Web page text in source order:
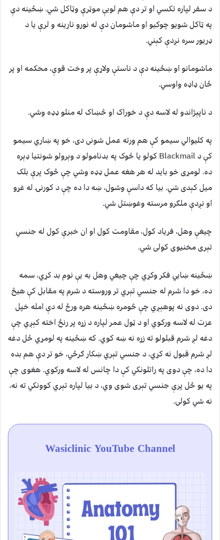
د سفر لپاره تکسي او تر دې هم لویې موټرې وټاکل شي. ښځینه دې
په ټاکل شویو چوکیو او ماشومان دې له نورو نارینه و لرې یا د
ډریور سره نږدې کېني.
ماشومانو او ښځینه دې د ناستې ولاړې پر وخت قوې، محکمه او پر
ځان ډاډه واوسي.
د ناپېژاندو له لاسه دې د خوراک او څښاک له منلو ډډه وشي.
په کلیوالي سیمو کې هم ورته عمل شونی دی، خو په ښاري سیمو
کې د Blackmail کولو یا څوک په بدنامولو د وېرولو شونتیا ډېره
ده. لومړی خو باید له هر هغه عمل ډډه وشي چې څوک پرې بلک
میل کېدی شي. بیا که داسې وشول، ښه دا ده چې د کورنۍ له غړو
او نږدې ملګرو مرسته وغوښتل شي.
چیغې وهل، فریاد کول، مقاومت کول او ان خبرې کول له جنسي
تېری مخنیوی کولی شي.
ښځینه ښايي فکر وکړي چې چیغي وهل به یې نوم بد کړي، سمه
ده، خو دا شرم له جنسي تېري تر وروسته د شرم په مقابل کې هیڅ
دی. دوی نه پوهېږي چې څومره ښځینه هره ورځ له دې امله خپل
عزت له لاسه ورکوي او د ټول عمر لپاره د زړه پر رنځ اخته کېږي چې
دغه لږ شرم قبلولو ته زړه نه ښه کوي. که ښځینه په لومړي ځل دغه
لږ شرم قبول نه کړي، د جنسي تېري ښکار ګرځي، خو تر دې هم بده
دا ده، چې دوی په راتلونکي کې دا چانس له لاسه ورکوي. هغوی چې
په یو ځل پرې جنسي تېری شوی وي، د بیا لپاره تېري کوونکي ته نه،
نه شي کولی.
Wasiclinic YouTube Channel